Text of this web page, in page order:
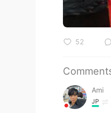
52
Ami
JP